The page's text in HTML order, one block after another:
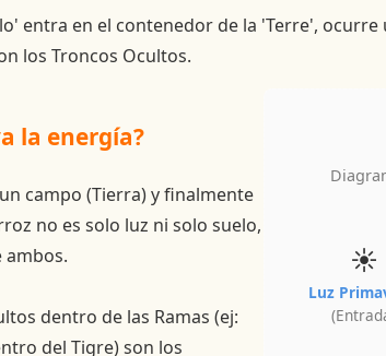
entra en el contenedor de la 'Terre', ocurre
los Troncos Ocultos.
la energía?
campo (Tierra) y finalmente
no es solo luz ni solo suelo,
ambos.
dentro de las Ramas (ej:
del Tigre) son los
☀️
Luz